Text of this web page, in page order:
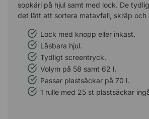
sopkärl på hjul samt med lock. De
det lätt att sortera matavfall, skräp och
Lock med knopp eller inkast.
Låsbara hjul.
Tydligt screentryck.
Volym på 58 samt 62 l.
Passar plastsäckar på 70 l.
1 rulle med 25 st plastsäckar